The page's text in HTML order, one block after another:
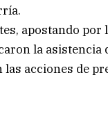
apostando por
la asistencia
acciones de